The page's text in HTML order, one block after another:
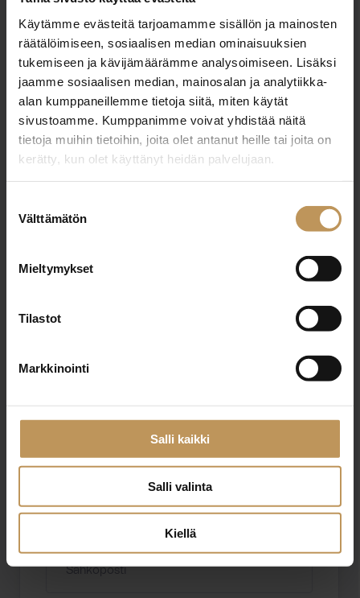
Käytämme evästeitä tarjoamamme sisällön ja mainosten
räätälöimiseen, sosiaalisen median ominaisuuksien
tukemiseen ja kävijämäärämme analysoimiseen. Lisäksi
jaamme sosiaalisen median, mainosalan ja analytiikka-
alan kumppaneillemme tietoja siitä, miten käytät
sivustoamme. Kumppanimme voivat yhdistää näitä
tietoja muihin tietoihin, joita olet antanut heille tai joita on
kerätty, kun olet käyttänyt heidän palvelujaan.
valinta
Välttämätön
Mieltymykset
Tilastot
Markkinointi
Salli kaikki
Salli valinta
Kiellä
CASARIINA LKV
Aihe